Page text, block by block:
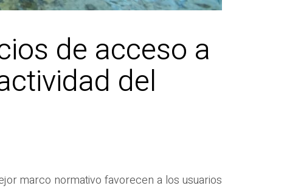
de acceso a
del
marco normativo favorecen a los usuarios